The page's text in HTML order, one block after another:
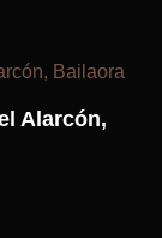
Alarcón,